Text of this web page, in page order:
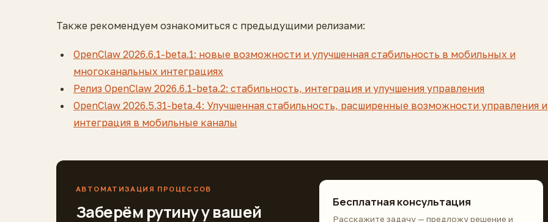
Также рекомендуем ознакомиться с предыдущими релизами:
OpenClaw 2026.6.1-beta.1: новые возможности и улучшенная стабильность в мобильных и
многоканальных интеграциях
Релиз OpenClaw 2026.6.1-beta.2: стабильность, интеграция и улучшения управления
OpenClaw 2026.5.31-beta.4: Улучшенная стабильность, расширенные возможности управления и
интеграция в мобильные каналы
АВТОМАТИЗАЦИЯ ПРОЦЕССОВ
Заберём рутину у вашей
Бесплатная консультация
Расскажите задачу — предложу решение и